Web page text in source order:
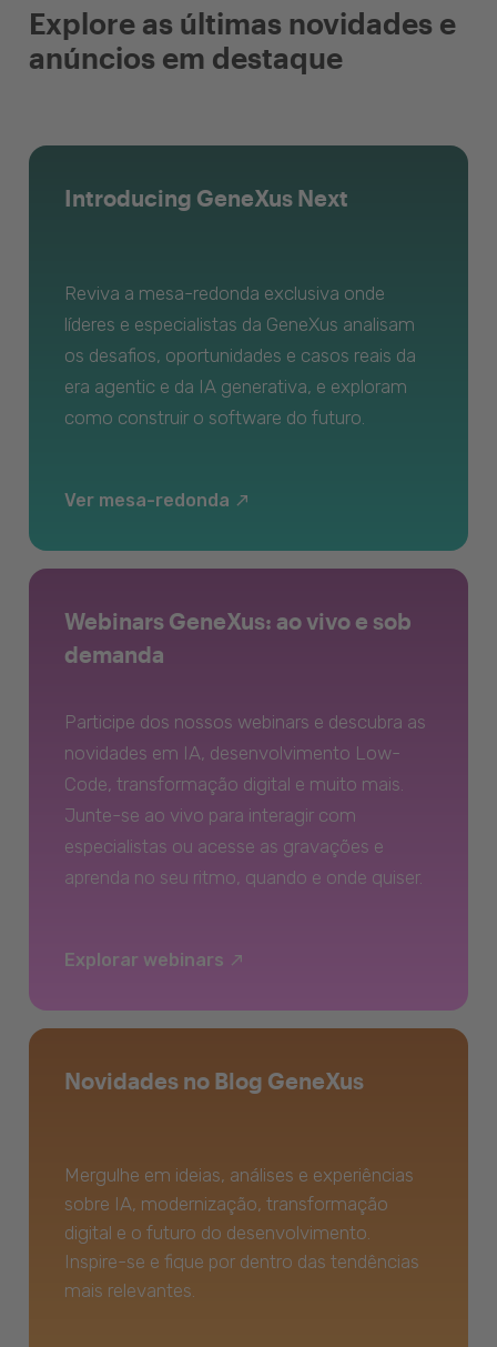
Explore as últimas novidades e
anúncios em destaque
Introducing GeneXus Next
Reviva a mesa-redonda exclusiva onde
líderes e especialistas da GeneXus analisam
os desafios, oportunidades e casos reais da
era agentic e da IA generativa, e exploram
como construir o software do futuro.
Ver mesa-redonda
Webinars GeneXus: ao vivo e sob
demanda
Participe dos nossos webinars e descubra as
novidades em IA, desenvolvimento Low-
Code, transformação digital e muito mais.
Junte-se ao vivo para interagir com
especialistas ou acesse as gravações e
aprenda no seu ritmo, quando e onde quiser.
Explorar webinars
Novidades no Blog GeneXus
Mergulhe em ideias, análises e experiências
sobre IA, modernização, transformação
digital e o futuro do desenvolvimento.
Inspire-se e fique por dentro das tendências
mais relevantes.